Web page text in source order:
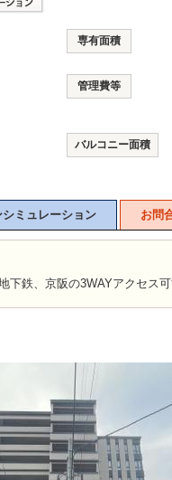
専有面積
管理費等
バルコニー面積
シミュレーション お問
鉄、京阪の3WAYアクセス